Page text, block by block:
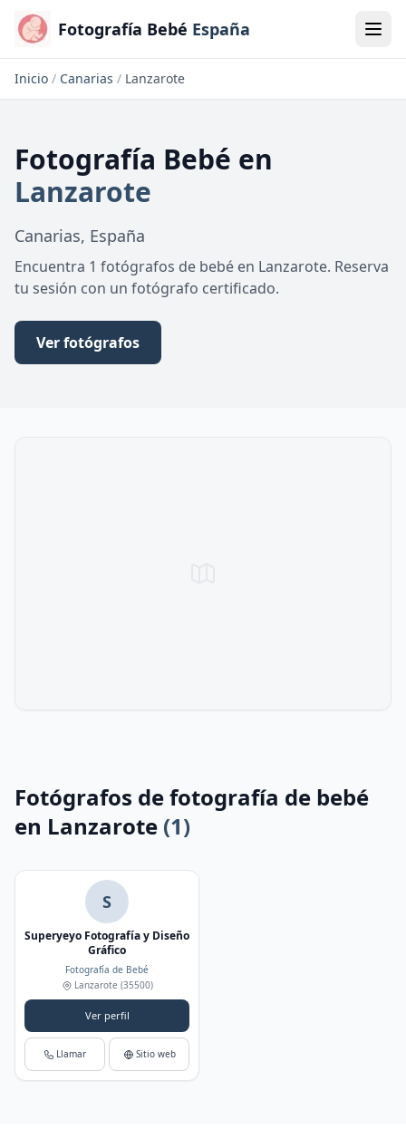
Fotografía Bebé España
Inicio / Canarias / Lanzarote
Fotografía Bebé en
Lanzarote
Canarias, España
Encuentra 1 fotógrafos de bebé en Lanzarote. Reserva
tu sesión con un fotógrafo certificado.
Ver fotógrafos
Fotógrafos de fotografía de bebé
en Lanzarote (1)
S
Superyeyo Fotografía y Diseño
Gráfico
Fotografía de Bebé
Lanzarote (35500)
Ver perfil
Llamar Sitio web